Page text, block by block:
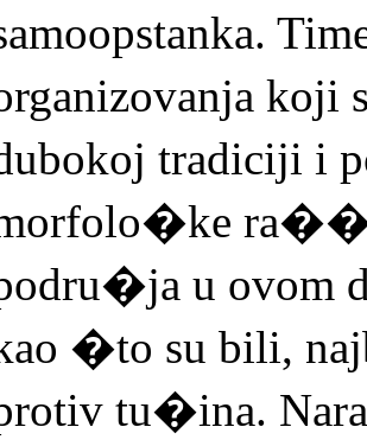
tradiciji i
u ovom
�to su bili,
tu�ina.